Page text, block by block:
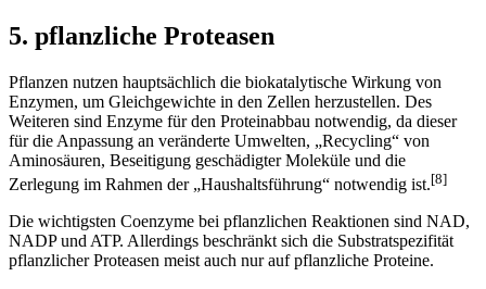
5. pflanzliche Proteasen
Pflanzen nutzen hauptsächlich die biokatalytische Wirkung von
Enzymen, um Gleichgewichte in den Zellen herzustellen. Des
Weiteren sind Enzyme für den Proteinabbau notwendig, da dieser
für die Anpassung an veränderte Umwelten, „Recycling“ von
Aminosäuren, Beseitigung geschädigter Moleküle und die
Zerlegung im Rahmen der „Haushaltsführung“ notwendig ist.[8]
Die wichtigsten Coenzyme bei pflanzlichen Reaktionen sind NAD,
NADP und ATP. Allerdings beschränkt sich die Substratspezifität
pflanzlicher Proteasen meist auch nur auf pflanzliche Proteine.